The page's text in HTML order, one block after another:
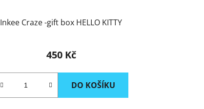
Inkee Craze -gift box HELLO KITTY
450 Kč
DO KOŠÍKU